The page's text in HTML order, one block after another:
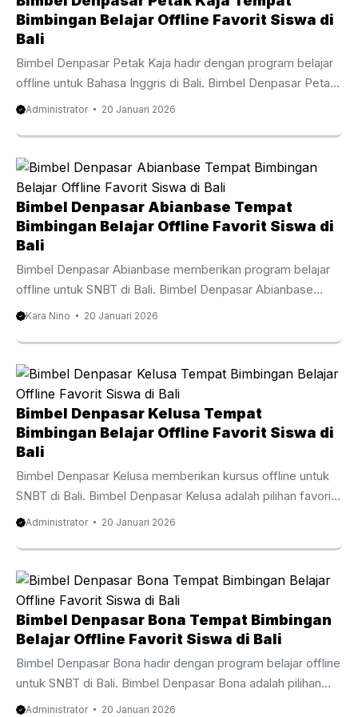
Bimbingan Belajar Offline Favorit Siswa di
Bali
Bimbel Denpasar Petak Kaja hadir dengan program belajar
offline untuk Bahasa Inggris di Bali. Bimbel Denpasar Petak
Kaja adalah pilihan favorit bagi siswa dan orang tua di Bali
metode belajar tatap muka, Bimbel Denpasar Petak Kaja
membantu siswa memahami materi sekolah dengan lebih
fokus dan mendalam. Pembelajaran offline membuat siswa
lebih terlibat, antusias, dan berani menghadapi tantangan
soal. Siswa dari sekolah negeri, swasta, hingga sekolah
bertaraf internasional di Bali menyerahkan pembelajaran
mereka pada ...
Administrator 20 Januari 2026
Bimbel Denpasar Abianbase Tempat
Bimbingan Belajar Offline Favorit Siswa di
Bali
Bimbel Denpasar Abianbase memberikan program belajar
offline untuk SNBT di Bali. Bimbel Denpasar Abianbase
dipilih oleh banyak siswa bagi siswa dan orang tua di Bali
langsung. Melalui program belajar langsung, Bimbel
Denpasar Abianbase meningkatkan pemahaman siswa
secara efektif. Pembelajaran offline membuat siswa lebih
terlibat, antusias, dan berani menghadapi tantangan soal.
Siswa dari sekolah publik, sekolah privat, hingga sekolah
internasional di Bali mempercayakan proses belajarnya
kepada Bimbel Denpasar Abianbase. Bimbel ini
menawarkan program menyeluruh meliputi ...
Kara Nino 20 Januari 2026
Bimbel Denpasar Kelusa Tempat
Bimbingan Belajar Offline Favorit Siswa di
Bali
Bimbel Denpasar Kelusa memberikan kursus offline untuk
SNBT di Bali. Bimbel Denpasar Kelusa adalah pilihan favorit
bagi pelajar dan orang tua di Bali yang mengin­ginkan
program belajar langsung, Bimbel Denpasar Kelusa
membantu siswa memahami materi sekolah dengan lebih
fokus dan mendalam. Pembelajaran offline membuat siswa
lebih terlibat, antusias, dan berani menghadapi tantangan
soal. Siswa dari sekolah negeri, swasta, hingga sekolah
bertaraf internasional di Bali mengandalkan bimbingan dari
Bimbel Denpasar Kelusa. Kurikulum komprehensif
Administrator 20 Januari 2026
Bimbel Denpasar Bona Tempat Bimbingan
Belajar Offline Favorit Siswa di Bali
Bimbel Denpasar Bona hadir dengan program belajar offline
untuk SNBT di Bali. Bimbel Denpasar Bona adalah pilihan
favorit bagi anak-anak dan orang tua di Bali yang butuh
Administrator 20 Januari 2026